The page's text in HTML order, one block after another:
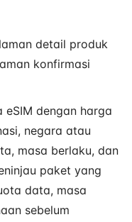
detail produk
konfirmasi
dengan harga
negara atau
masa berlaku, dan
paket yang
data, masa
sebelum